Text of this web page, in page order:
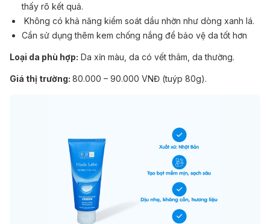
thấy rõ kết quả.
Không có khả năng kiểm soát dầu nhờn như dòng xanh lá.
Cần sử dụng thêm kem chống nắng để bảo vệ da tốt hơn
Loại da phù hợp: Da xỉn màu, da có vết thâm, da thường.
Giá thị trường: 80.000 – 90.000 VNĐ (tuýp 80g).